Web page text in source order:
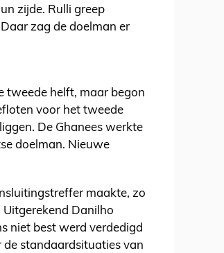
zijde. Rulli greep
zag de doelman er
tweede helft, maar begon
voor het tweede
De Ghanees werkte
doelman. Nieuwe
maakte, zo
Danilho
niet best werd verdedigd
standaardsituaties van